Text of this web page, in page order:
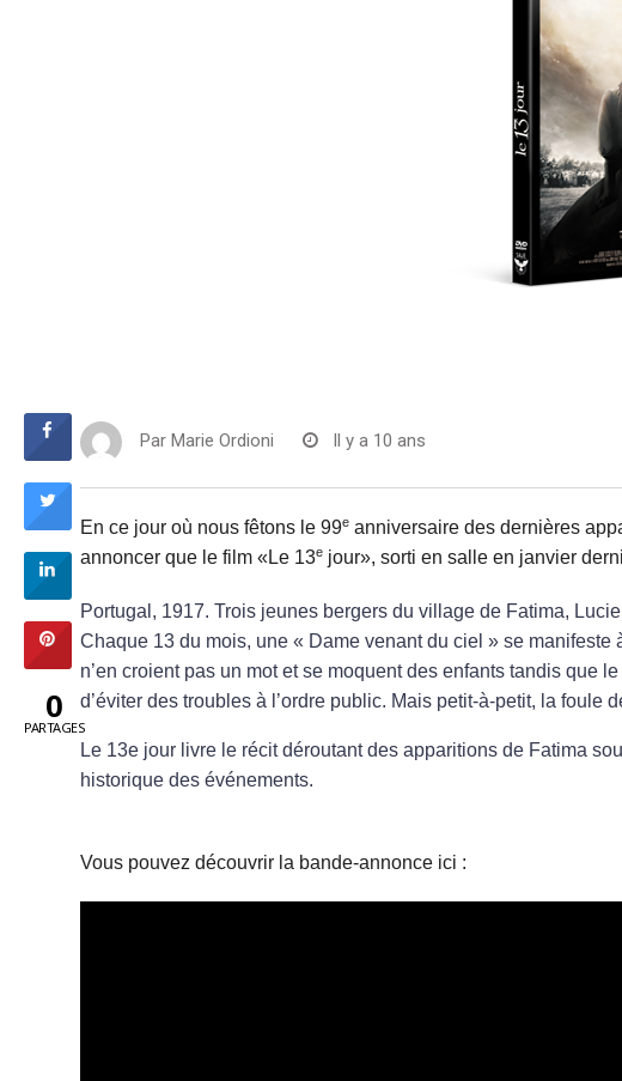
Par Marie Ordioni Il y a 10 ans
En ce jour où nous fêtons le 99e anniversaire des dernières
annoncer que le film «Le 13e jour», sorti en salle en janvier
Portugal, 1917. Trois jeunes bergers du village de Fatima,
Chaque 13 du mois, une « Dame venant du ciel » se
n’en croient pas un mot et se moquent des enfants tandis que
d’éviter des troubles à l’ordre public. Mais petit-à-petit, la foule
Le 13e jour livre le récit déroutant des apparitions de Fatima
historique des événements.
Vous pouvez découvrir la bande-annonce ici :
0
PARTAGES